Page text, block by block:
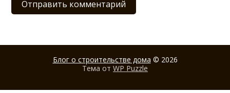
Блог о строительстве дома © 2026
Тема от WP Puzzle